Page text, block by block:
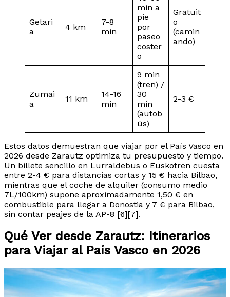
Getari
a
4 km
7-8
min
min a
pie
por
paseo
coster
o
Gratuit
o
(camin
ando)
Zumai
a
11 km
14-16
min
9 min
(tren) /
30
min
(autob
ús)
2-3 €
Estos datos demuestran que viajar por el País Vasco en
2026 desde Zarautz optimiza tu presupuesto y tiempo.
Un billete sencillo en Lurraldebus o Euskotren cuesta
entre 2-4 € para distancias cortas y 15 € hacia Bilbao,
mientras que el coche de alquiler (consumo medio
7L/100km) supone aproximadamente 1,50 € en
combustible para llegar a Donostia y 7 € para Bilbao,
sin contar peajes de la AP-8 [6][7].
Qué Ver desde Zarautz: Itinerarios
para Viajar al País Vasco en 2026